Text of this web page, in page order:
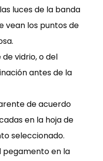
luces de la banda
vean los puntos de
vidrio, o del
antes de la
de acuerdo
en la hoja de
seleccionado.
pegamento en la